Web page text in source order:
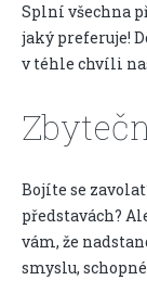
Splní všechna
jaký preferuje!
v téhle chvíli
Bojíte se
představách?
vám, že
smyslu,